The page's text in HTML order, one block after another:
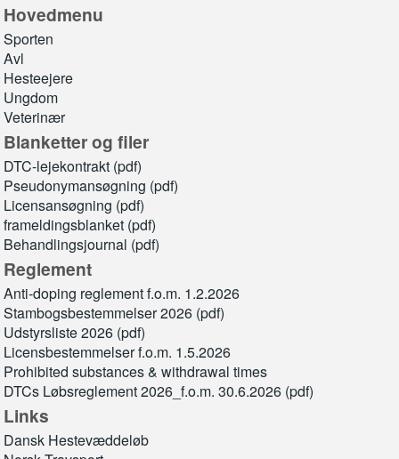
Hovedmenu
Sporten
Avl
Hesteejere
Ungdom
Veterinær
Blanketter og filer
DTC-lejekontrakt (pdf)
Pseudonymansøgning (pdf)
Licensansøgning (pdf)
frameldingsblanket (pdf)
Behandlingsjournal (pdf)
Reglement
Anti-doping reglement f.o.m. 1.2.2026
Stambogsbestemmelser 2026 (pdf)
Udstyrsliste 2026 (pdf)
Licensbestemmelser f.o.m. 1.5.2026
Prohibited substances & withdrawal times
DTCs Løbsreglement 2026_f.o.m. 30.6.2026 (pdf)
Links
Dansk Hestevæddeløb